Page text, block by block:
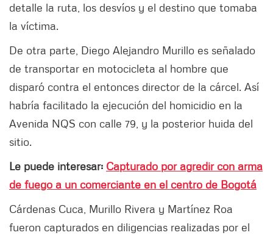
detalle la ruta, los desvíos y el destino que tomaba
la víctima.
De otra parte, Diego Alejandro Murillo es señalado
de transportar en motocicleta al hombre que
disparó contra el entonces director de la cárcel. Así
habría facilitado la ejecución del homicidio en la
Avenida NQS con calle 79, y la posterior huida del
sitio.
Le puede interesar: Capturado por agredir con arma
de fuego a un comerciante en el centro de Bogotá
Cárdenas Cuca, Murillo Rivera y Martínez Roa
fueron capturados en diligencias realizadas por el